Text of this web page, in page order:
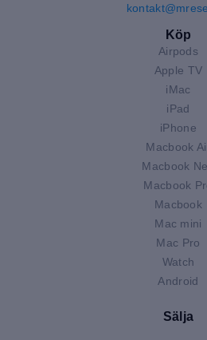
Köp
Airpods
Apple TV
iMac
iPad
iPhone
Macbook
Macbook
Macbook
Macbook
Mac mini
Mac Pro
Watch
Android
Sälja